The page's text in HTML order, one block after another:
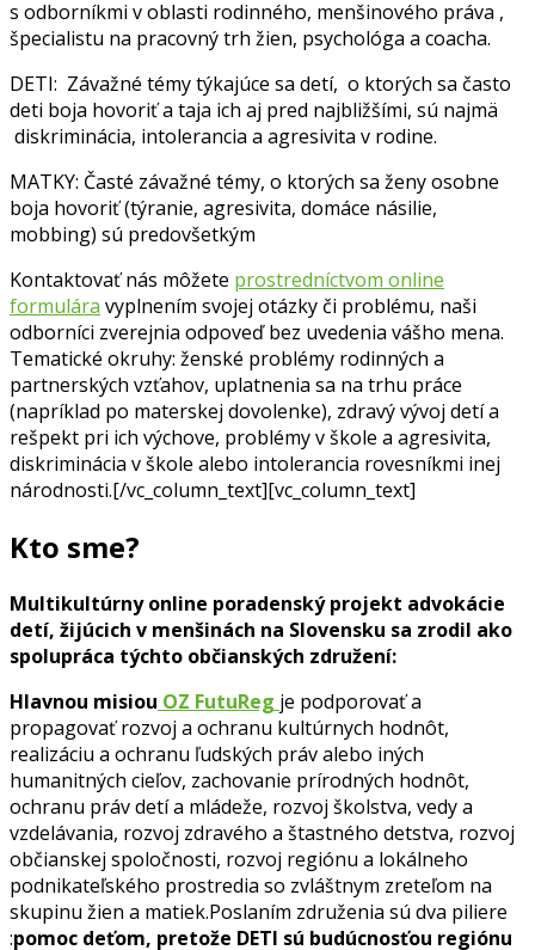
s odborníkmi v oblasti rodinného, menšinového práva ,
špecialistu na pracovný trh žien, psychológa a coacha.
DETI: Závažné témy týkajúce sa detí, o ktorých sa často
deti boja hovoriť a taja ich aj pred najbližšími, sú najmä
diskriminácia, intolerancia a agresivita v rodine.
MATKY: Časté závažné témy, o ktorých sa ženy osobne
boja hovoriť (týranie, agresivita, domáce násilie,
mobbing) sú predovšetkým
Kontaktovať nás môžete prostredníctvom online
formulára vyplnením svojej otázky či problému, naši
odborníci zverejnia odpoveď bez uvedenia vášho mena.
Tematické okruhy: ženské problémy rodinných a
partnerských vzťahov, uplatnenia sa na trhu práce
(napríklad po materskej dovolenke), zdravý vývoj detí a
rešpekt pri ich výchove, problémy v škole a agresivita,
diskriminácia v škole alebo intolerancia rovesníkmi inej
národnosti.[/vc_column_text][vc_column_text]
Kto sme?
Multikultúrny online poradenský projekt advokácie
detí, žijúcich v menšinách na Slovensku sa zrodil ako
spolupráca týchto občianských združení:
Hlavnou misiou OZ FutuReg je podporovať a
propagovať rozvoj a ochranu kultúrnych hodnôt,
realizáciu a ochranu ľudských práv alebo iných
humanitných cieľov, zachovanie prírodných hodnôt,
ochranu práv detí a mládeže, rozvoj školstva, vedy a
vzdelávania, rozvoj zdravého a štastného detstva, rozvoj
občianskej spoločnosti, rozvoj regiónu a lokálneho
podnikateľského prostredia so zvláštnym zreteľom na
skupinu žien a matiek.Poslaním združenia sú dva piliere
:pomoc deťom, pretože DETI sú budúcnosťou regiónu